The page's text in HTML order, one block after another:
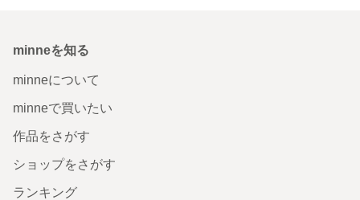
minneを知る
minneについて
minneで買いたい
作品をさがす
ショップをさがす
ランキング